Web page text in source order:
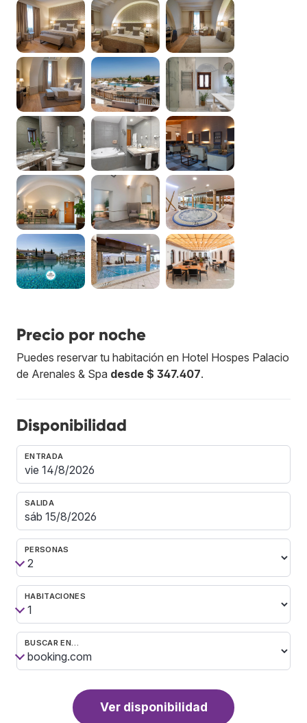
Precio por noche
Puedes reservar tu habitación en Hotel Hospes Palacio
de Arenales & Spa desde $ 347.407.
Disponibilidad
ENTRADA
SALIDA
PERSONAS
HABITACIONES
BUSCAR EN…
Ver disponibilidad